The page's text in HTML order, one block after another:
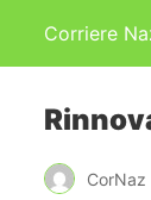
Corriere
CorNaz